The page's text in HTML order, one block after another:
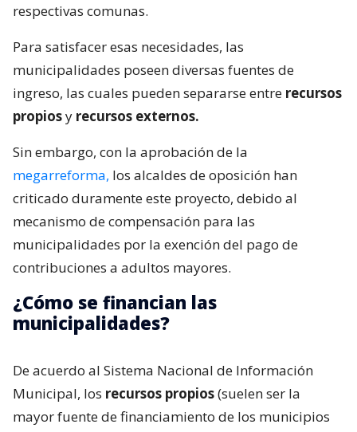
respectivas comunas.
Para satisfacer esas necesidades, las
municipalidades poseen diversas fuentes de
ingreso, las cuales pueden separarse entre recursos
propiosy recursos externos.
Sin embargo, con la aprobación de la
megarreforma, los alcaldes de oposición han
criticado duramente este proyecto, debido al
mecanismo de compensación para las
municipalidades por la exención del pago de
contribuciones a adultos mayores.
¿Cómo se financian las
municipalidades?
De acuerdo al Sistema Nacional de Información
Municipal, los recursos propios(suelen ser la
mayor fuente de financiamiento de los municipios